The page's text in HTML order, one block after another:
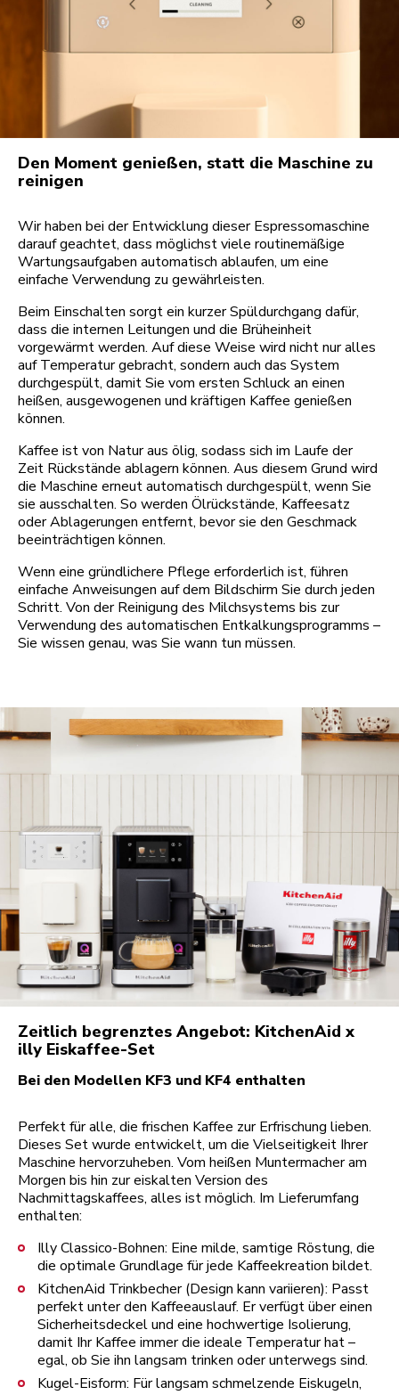
Den Moment genießen, statt die Maschine zu
reinigen
Wir haben bei der Entwicklung dieser Espressomaschine
darauf geachtet, dass möglichst viele routinemäßige
Wartungsaufgaben automatisch ablaufen, um eine
einfache Verwendung zu gewährleisten.
Beim Einschalten sorgt ein kurzer Spüldurchgang dafür,
dass die internen Leitungen und die Brüheinheit
vorgewärmt werden. Auf diese Weise wird nicht nur alles
auf Temperatur gebracht, sondern auch das System
durchgespült, damit Sie vom ersten Schluck an einen
heißen, ausgewogenen und kräftigen Kaffee genießen
können.
Kaffee ist von Natur aus ölig, sodass sich im Laufe der
Zeit Rückstände ablagern können. Aus diesem Grund wird
die Maschine erneut automatisch durchgespült, wenn Sie
sie ausschalten. So werden Ölrückstände, Kaffeesatz
oder Ablagerungen entfernt, bevor sie den Geschmack
beeinträchtigen können.
Wenn eine gründlichere Pflege erforderlich ist, führen
einfache Anweisungen auf dem Bildschirm Sie durch jeden
Schritt. Von der Reinigung des Milchsystems bis zur
Verwendung des automatischen Entkalkungsprogramms –
Sie wissen genau, was Sie wann tun müssen.
Zeitlich begrenztes Angebot: KitchenAid x
Bei den Modellen KF3 und KF4 enthalten
Perfekt für alle, die frischen Kaffee zur Erfrischung lieben.
Dieses Set wurde entwickelt, um die Vielseitigkeit Ihrer
Maschine hervorzuheben. Vom heißen Muntermacher am
Morgen bis hin zur eiskalten Version des
Nachmittagskaffees, alles ist möglich. Im Lieferumfang
enthalten:
Illy Classico-Bohnen: Eine milde, samtige Röstung, die
die optimale Grundlage für jede Kaffeekreation bildet.
KitchenAid Trinkbecher (Design kann variieren): Passt
perfekt unter den Kaffeeauslauf. Er verfügt über einen
Sicherheitsdeckel und eine hochwertige Isolierung,
damit Ihr Kaffee immer die ideale Temperatur hat –
egal, ob Sie ihn langsam trinken oder unterwegs sind.
Kugel-Eisform: Für langsam schmelzende Eiskugeln,